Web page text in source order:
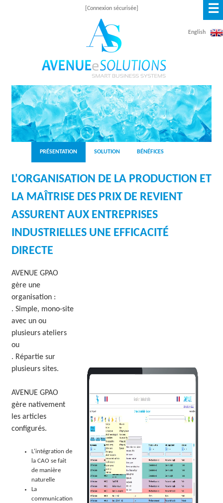
A
V
E
N
U
E
E
S
O
L
U
T
I
O
S
[Connexion sécurisée]
English
PRÉSENTATION SOLUTION BÉNÉFICES
L'ORGANISATION DE LA PRODUCTION ET
LA MAÎTRISE DES PRIX DE REVIENT
ASSURENT AUX ENTREPRISES
INDUSTRIELLES UNE EFFICACITÉ
DIRECTE
AVENUE GPAO
gère une
organisation :
. Simple, mono-site
avec un ou
plusieurs ateliers
ou
. Répartie sur
plusieurs sites.
AVENUE GPAO
gère nativement
les articles
configurés.
L'intégration de
la CAO se fait
de manière
naturelle
La
communication
☰